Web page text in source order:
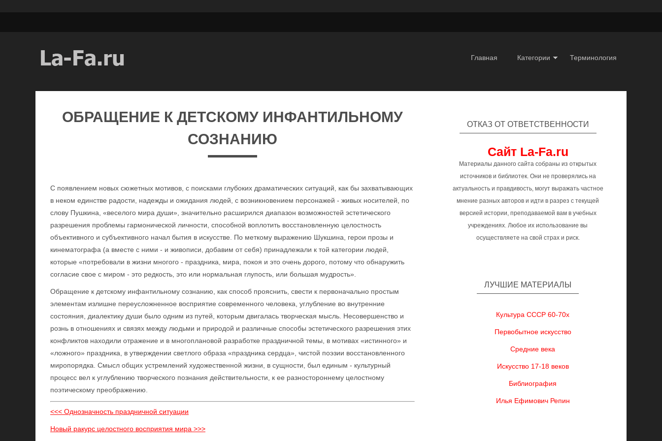
Главная Категории Терминология
ОБРАЩЕНИЕ К ДЕТСКОМУ ИНФАНТИЛЬНОМУ
СОЗНАНИЮ
С появлением новых сюжетных мотивов, с поисками глубоких драматических ситуаций, как бы захватывающих
в неком единстве радости, надежды и ожидания людей, с возникновением персонажей - живых носителей, по
слову Пушкина, «веселого мира души», значительно расширился диапазон возможностей эстетического
разрешения проблемы гармонической личности, способной воплотить восстановленную целостность
объективного и субъективного начал бытия в искусстве. По меткому выражению Шукшина, герои прозы и
кинематографа (а вместе с ними - и живописи, добавим от себя) принадлежали к той категории людей,
которые «потребовали в жизни многого - праздника, мира, покоя и это очень дорого, потому что обнаружить
согласие свое с миром - это редкость, это или нормальная глупость, или большая мудрость».
Обращение к детскому инфантильному сознанию, как способ прояснить, свести к первоначально простым
элементам излишне переусложненное восприятие современного человека, углубление во внутренние
состояния, диалектику души было одним из путей, которым двигалась творческая мысль. Несовершенство и
рознь в отношениях и связях между людьми и природой и различные способы эстетического разрешения этих
конфликтов находили отражение и в многоплановой разработке праздничной темы, в мотивах «истинного» и
«ложного» праздника, в утверждении светлого образа «праздника сердца», чистой поэзии восстановленного
миропорядка. Смысл общих устремлений художественной жизни, в сущности, был единым - культурный
процесс вел к углублению творческого познания действительности, к ее разностороннему целостному
поэтическому преображению.
<<< Однозначность праздничной ситуации
Новый ракурс целостного восприятия мира >>>
ОТКАЗ ОТ ОТВЕТСТВЕННОСТИ
Сайт La-Fa.ru
Материалы данного сайта собраны из открытых
источников и библиотек. Они не проверялись на
актуальность и правдивость, могут выражать частное
мнение разных авторов и идти в разрез с текущей
версией истории, преподаваемой вам в учебных
учреждениях. Любое их использование вы
осуществляете на свой страх и риск.
ЛУЧШИЕ МАТЕРИАЛЫ
Культура СССР 60-70х
Первобытное искусство
Средние века
Искусство 17-18 веков
Библиография
Илья Ефимович Репин